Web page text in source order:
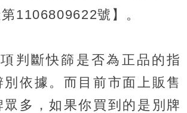
1106809622號】。
判斷快篩是否為正品的指
依據。而目前市面上販售
眾多，如果你買到的是別牌